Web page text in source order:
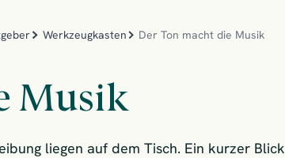
Werkzeugkasten Der Ton macht die Musik
Musik
liegen auf dem Tisch. Ein kurzer Blick